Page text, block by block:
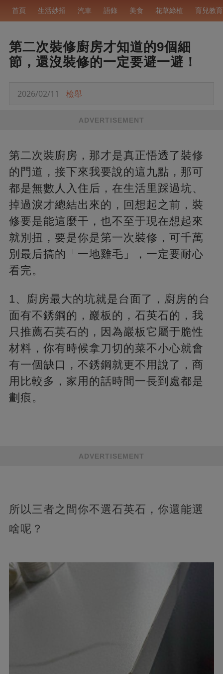
首頁 生活妙招 汽車 語錄 美食 花草綠植 育兒教育
第二次裝修廚房才知道的9個細
節，還沒裝修的一定要避一避！
2026/02/11 檢舉
ADVERTISEMENT
第二次裝廚房，那才是真正悟透了裝修
的門道，接下來我要說的這九點，那可
都是無數人入住后，在生活里踩過坑、
掉過淚才總結出來的，回想起之前，裝
修要是能這麼干，也不至于現在想起來
就別扭，要是你是第一次裝修，可千萬
別最后搞的「一地雞毛」，一定要耐心
看完。
1、廚房最大的坑就是台面了，廚房的台
面有不銹鋼的，巖板的，石英石的，我
只推薦石英石的，因為巖板它屬于脆性
材料，你有時候拿刀切的菜不小心就會
有一個缺口，不銹鋼就更不用說了，商
用比較多，家用的話時間一長到處都是
劃痕。
ADVERTISEMENT
所以三者之間你不選石英石，你還能選
啥呢？